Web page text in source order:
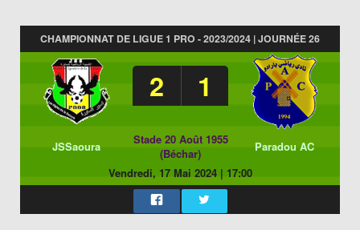
CHAMPIONNAT DE LIGUE 1 PRO - 2023/2024 | JOURNÉE 26
2 1
JSSaoura
Stade 20 Août 1955
(Béchar)
Paradou AC
Vendredi, 17 Mai 2024| 17:00